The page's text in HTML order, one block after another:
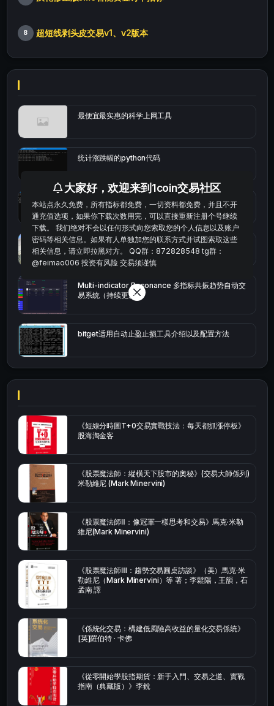
8 超短线剥头皮交易v1、v2版本
最便宜最实惠的科学上网工具
统计涨跌幅的python代码
okx的短线量化的免费版本
bybit安卓端
Multi-indicator Resonance 多指标共振趋势自动交
易系统（持续更新）
bitget适用自动止盈止损工具介绍以及配置方法
《短線分時圖T+0交易實戰技法：每天都抓漲停板》
股海淘金客
《股票魔法師：縱橫天下股市的奧秘》(交易大師係列)
米勒維尼 (Mark Minervini)
《股票魔法師Ⅱ：像冠軍一樣思考和交易》馬克·米勒
維尼(Mark Minervini)
《股票魔法師Ⅲ：趨勢交易圓桌訪談》（美）馬克·米
勒維尼（Mark Minervini）等 著；李鬆陽，王韻，石
孟南 譯
《係統化交易：構建低風險高收益的量化交易係統》
[英]羅伯特 · 卡佛
《從零開始學股指期貨：新手入門、交易之道、實戰
指南（典藏版）》李銳
大家好，欢迎来到1coin交易社区
本站点永久免费，所有指标都免费，一切资料都免费，并且不开
通充值选项，如果你下载次数用完，可以直接重新注册个号继续
下载。 我们绝对不会以任何形式向您索取您的个人信息以及账户
密码等相关信息。如果有人单独加您的联系方式并试图索取这些
相关信息，请立即拉黑对方。 QQ群：872828548 tg群：
@feimao006 投资有风险 交易须谨慎